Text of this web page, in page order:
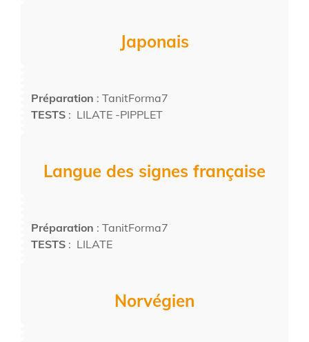
Japonais
Préparation : TanitForma7
TESTS : LILATE -PIPPLET
Langue des signes française
Préparation : TanitForma7
TESTS : LILATE
Norvégien